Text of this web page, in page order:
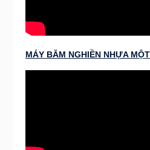
MÁY BĂM NGHIỀN NHỰA